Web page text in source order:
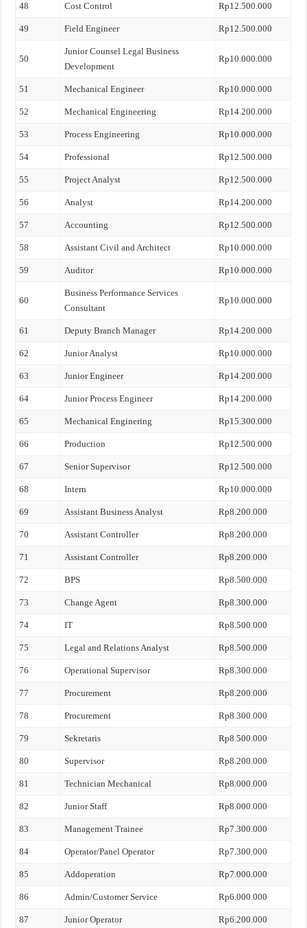
48 Cost Control Rp12.500.000
49 Field Engineer Rp12.500.000
50
Junior Counsel Legal Business
Development
Rp10.000.000
51 Mechanical Engineer Rp10.000.000
52 Mechanical Engineering Rp14.200.000
53 Process Engineering Rp10.000.000
54 Professional Rp12.500.000
55 Project Analyst Rp12.500.000
56 Analyst Rp14.200.000
57 Accounting Rp12.500.000
58 Assistant Civil and Architect Rp10.000.000
59 Auditor Rp10.000.000
60
Business Performance Services
Consultant
Rp10.000.000
61 Deputy Branch Manager Rp14.200.000
62 Junior Analyst Rp10.000.000
63 Junior Engineer Rp14.200.000
64 Junior Process Engineer Rp14.200.000
65 Mechanical Enginering Rp15.300.000
66 Production Rp12.500.000
67 Senior Supervisor Rp12.500.000
68 Intern Rp10.000.000
69 Assistant Business Analyst Rp8.200.000
70 Assistant Controller Rp8.200.000
71 Assistant Controller Rp8.200.000
72 BPS Rp8.500.000
73 Change Agent Rp8.300.000
74 IT Rp8.500.000
75 Legal and Relations Analyst Rp8.500.000
76 Operational Supervisor Rp8.300.000
77 Procurement Rp8.200.000
78 Procurement Rp8.300.000
79 Sekretaris Rp8.500.000
80 Supervisor Rp8.200.000
81 Technician Mechanical Rp8.000.000
82 Junior Staff Rp8.000.000
83 Management Trainee Rp7.300.000
84 Operator/Panel Operator Rp7.300.000
85 Addoperation Rp7.000.000
86 Admin/Customer Service Rp6.000.000
87 Junior Operator Rp6.200.000